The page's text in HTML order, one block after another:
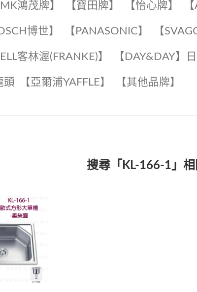
鴻茂牌】 【寶田牌】 ️【怡心牌】️
博世】 ️【PANASONIC】️ 【
客林渥(FRANKE)】️ 【DAY&DAY】️
頭️ 【亞爾浦YAFFLE】 ️【其他品牌】️
搜尋「KL-166-1」